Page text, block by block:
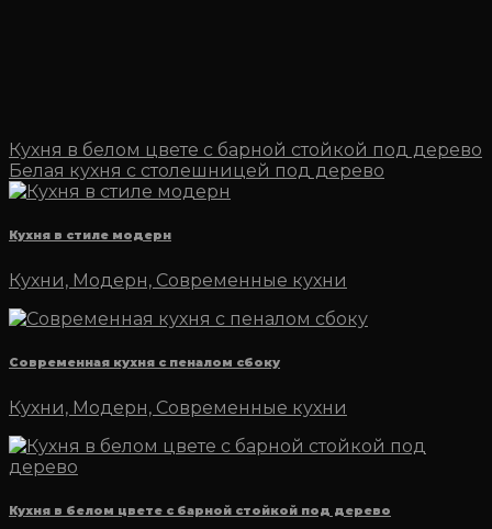
Кухня в белом цвете с барной стойкой под дерево
Белая кухня с столешницей под дерево
Кухня в стиле модерн
Кухни, Модерн, Современные кухни
Современная кухня с пеналом сбоку
Кухни, Модерн, Современные кухни
Кухня в белом цвете с барной стойкой под дерево